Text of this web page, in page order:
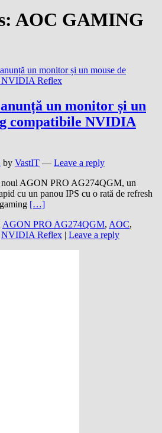
AOC GAMING
un monitor și un
compatibile NVIDIA
by VastIT — Leave a reply
AGON PRO AG274QGM, un
cu un panou IPS cu o rată de refresh
[…]
AGON PRO AG274QGM, AOC,
NVIDIA Reflex | Leave a reply